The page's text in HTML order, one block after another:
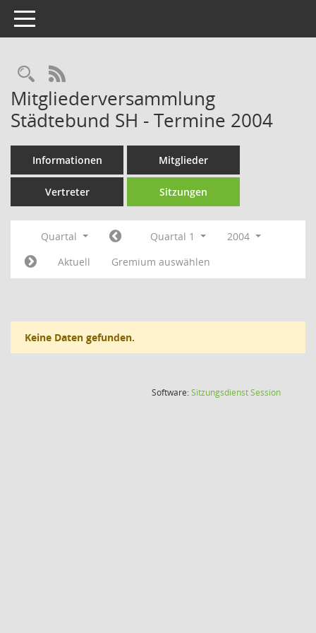
Toggle navigation
Rechercheauswahl
RSS-Feed
Mitgliederversammlung
Städtebund SH - Termine 2004
Informationen Mitglieder
Vertreter Sitzungen
Quartal Quartal 1
2004
Aktuell
Gremium auswählen
Keine Daten gefunden.
Software:SitzungsdienstSession(Wird in